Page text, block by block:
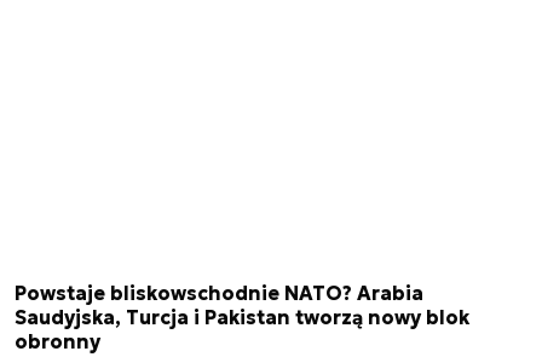
Powstaje bliskowschodnie NATO? Arabia
Saudyjska, Turcja i Pakistan tworzą nowy blok
obronny